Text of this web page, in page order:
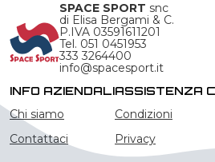
SPACE SPORT snc
di Elisa Bergami & C.
P.IVA 03591611201
Tel. 051 0451953
333 3264400
info@spacesport.it
INFO AZIENDALI
Chi siamo
Contattaci
ASSISTENZA
Condizioni
Privacy